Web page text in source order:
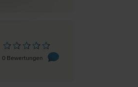
0 Bewertungen